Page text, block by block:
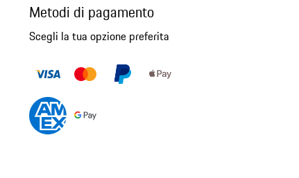
Metodi di pagamento
Scegli la tua opzione preferita